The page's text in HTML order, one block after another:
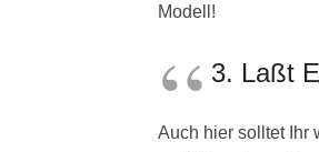
Modell!
3. Laßt
Auch hier solltet Ihr